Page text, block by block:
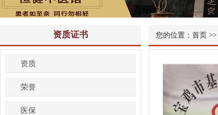
资质证书
资质
荣誉
医保
您的位置： 首页 >>